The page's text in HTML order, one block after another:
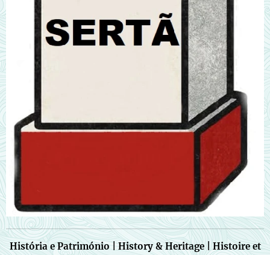
História e Património | History & Heritage | Histoire et